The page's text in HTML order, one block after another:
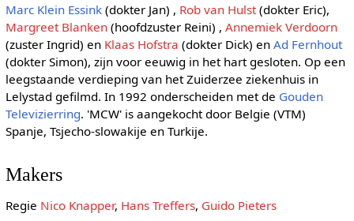
Marc Klein Essink(dokter Jan) , Rob van Hulst(dokter Eric),
Margreet Blanken(hoofdzuster Reini) , Annemiek Verdoorn
(zuster Ingrid) en Klaas Hofstra (dokter Dick) en Ad Fernhout
(dokter Simon), zijn voor eeuwig in het hart gesloten. Op een
leegstaande verdieping van het Zuiderzee ziekenhuis in
Lelystad gefilmd. In 1992 onderscheiden met de Gouden
Televizierring. 'MCW' is aangekocht door Belgie (VTM)
Spanje, Tsjecho-slowakije en Turkije.
Makers
Regie Nico Knapper, Hans Treffers, Guido Pieters